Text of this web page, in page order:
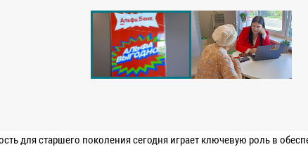
для старшего поколения сегодня играет ключевую роль в